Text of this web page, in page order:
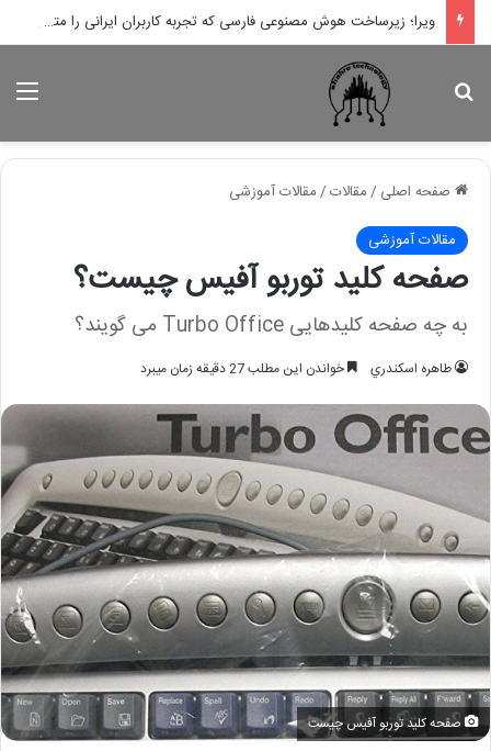
ویرا؛ زیرساخت هوش مصنوعی فارسی که تجربه کاربران ایرانی را متحول می‌کند
جستجو برای
صفحه اصلی /مقالات/مقالات آموزشی
مقالات آموزشی
صفحه کلید توربو آفیس چیست؟
به چه صفحه کلیدهایی Turbo Office می گویند؟
طاهره اسكندري خواندن این مطلب 27 دقیقه زمان میبرد
صفحه کلید توربو آفیس چیست